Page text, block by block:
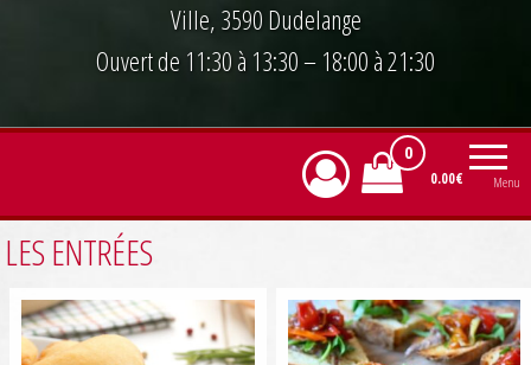
Ville, 3590 Dudelange
Ouvert de 11:30 à 13:30 – 18:00 à 21:30
Menu
0
0.00€
LES ENTRÉES